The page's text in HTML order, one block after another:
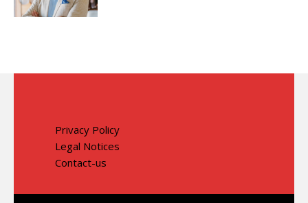
Privacy Policy
Legal Notices
Contact-us